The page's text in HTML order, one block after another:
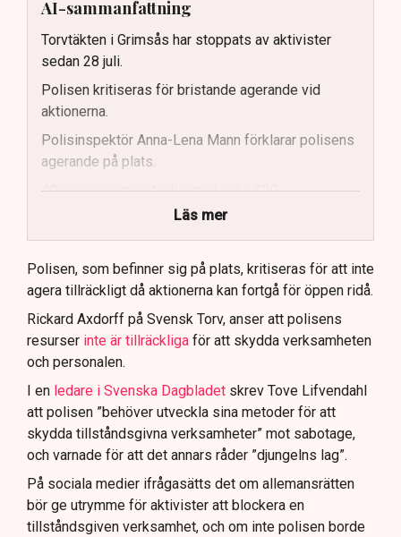
AI-sammanfattning
Torvtäkten i Grimsås har stoppats av aktivister
sedan 28 juli.
Polisen kritiseras för bristande agerande vid
aktionerna.
Polisinspektör Anna-Lena Mann förklarar polisens
agerande på plats.
40 personer misstänks med cirka 120
brottsmisstankar kopplade.
Polisen använder drönare och uniformerad polis
för att dokumentera bevis.
Samtidigt är polisarbetet komplext när det gäller
att navigera juridiska rättigheter och gränser.
Läs mer
Polisen, som befinner sig på plats, kritiseras för att inte
agera tillräckligt då aktionerna kan fortgå för öppen ridå.
Rickard Axdorff på Svensk Torv, anser att polisens
resurser inte är tillräckliga för att skydda verksamheten
och personalen.
I en ledare i Svenska Dagbladet skrev Tove Lifvendahl
att polisen ”behöver utveckla sina metoder för att
skydda tillståndsgivna verksamheter” mot sabotage,
och varnade för att det annars råder ”djungelns lag”.
På sociala medier ifrågasätts det om allemansrätten
bör ge utrymme för aktivister att blockera en
tillståndsgiven verksamhet, och om inte polisen borde